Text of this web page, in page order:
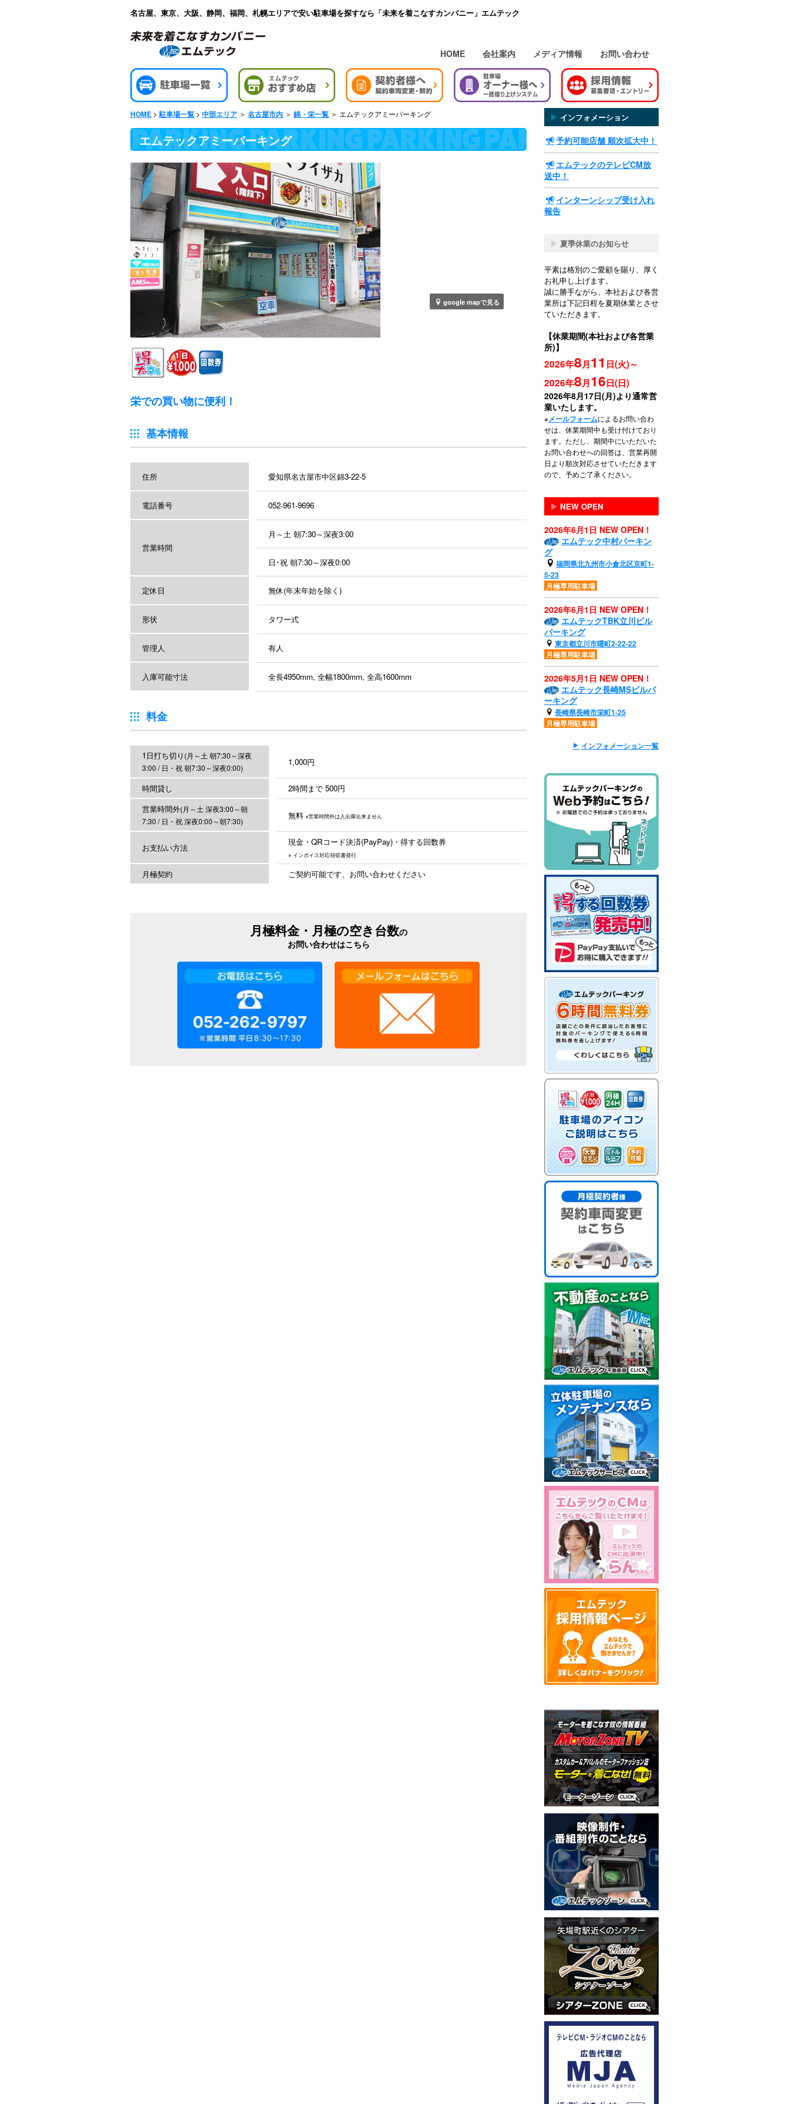
名古屋、東京、大阪、静岡、福岡、札幌エリアで安い駐車場を探すなら「未来を着こなすカンパニー」エムテック
HOME 会社案内 メディア情報 お問い合わせ
HOME > 駐車場一覧 > 中部エリア ＞ 名古屋市内 ＞ 錦・栄一覧 ＞ エムテックアミーパーキング
エムテックアミーパーキング
google mapで見る
栄での買い物に便利！
基本情報
住所 愛知県名古屋市中区錦3-22-5
電話番号 052-961-9696
営業時間
月～土 朝7:30～深夜3:00
日･祝 朝7:30～深夜0:00
定休日 無休(年末年始を除く)
形状 タワー式
管理人 有人
入庫可能寸法 全長4950mm, 全幅1800mm, 全高1600mm
料金
1日打ち切り (月～土 朝7:30～深夜
3:00 / 日・祝 朝7:30～深夜0:00)
1,000円
時間貸し
2時間まで 500円
営業時間外(月～土 深夜3:00～朝
7:30 / 日・祝 深夜0:00～朝7:30)
無料 ※営業時間外は入出庫出来ません
お支払い方法
現金・QRコード決済(PayPay)・得する回数券
※ インボイス対応領収書発行
月極契約 ご契約可能です、お問い合わせください
月極料金・月極の空き台数の
お問い合わせはこちら
▶ インフォメーション
予約可能店舗 順次拡大中！
エムテックのテレビCM放
送中！
インターンシップ受け入れ
報告
▶ 夏季休業のお知らせ
平素は格別のご愛顧を賜り、厚く
お礼申し上げます。
誠に勝手ながら、本社および各営
業所は下記日程を夏期休業とさせ
ていただきます。
【休業期間(本社および各営業
所)】
2026年8月11 日(火)～
2026年8月16日(日)
2026年8月17日(月)より通常営
業いたします。
※メールフォームによるお問い合わ
せは、休業期間中も受け付けており
ます。ただし、期間中にいただいた
お問い合わせへの回答は、営業再開
日より順次対応させていただきます
ので、予めご了承ください。
▶ NEW OPEN
2026年6月1日 NEW OPEN！
エムテック中村パーキン
グ
福岡県北九州市小倉北区京町1-
5-23
月極専用駐車場
2026年6月1日 NEW OPEN！
エムテックTBK立川ビル
パーキング
東京都立川市曙町2-22-22
月極専用駐車場
2026年5月1日 NEW OPEN！
エムテック長崎MSビルパ
ーキング
長崎県長崎市栄町1-25
月極専用駐車場
インフォメーション一覧